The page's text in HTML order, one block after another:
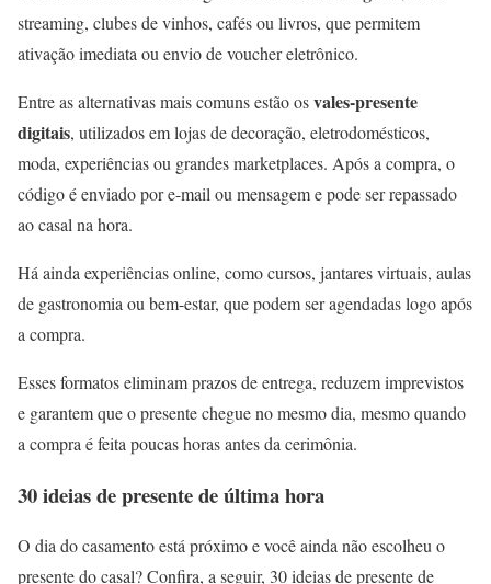
streaming, clubes de vinhos, cafés ou livros, que permitem
ativação imediata ou envio de voucher eletrônico.
Entre as alternativas mais comuns estão osvales-presente
digitais, utilizados em lojas de decoração, eletrodomésticos,
moda, experiências ou grandes marketplaces. Após a compra, o
código é enviado por e-mail ou mensagem e pode ser repassado
ao casal na hora.
Há ainda experiências online, como cursos, jantares virtuais, aulas
de gastronomia ou bem-estar, que podem ser agendadas logo após
a compra.
Esses formatos eliminam prazos de entrega, reduzem imprevistos
e garantem que o presente chegue no mesmo dia, mesmo quando
a compra é feita poucas horas antes da cerimônia.
30 ideias de presente de última hora
O dia do casamento está próximo e você ainda não escolheu o
presente do casal? Confira, a seguir, 30 ideias de presente de